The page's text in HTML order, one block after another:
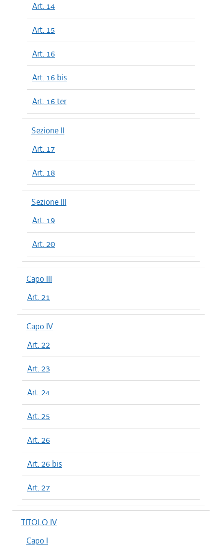
Art. 14
Art. 15
Art. 16
Art. 16 bis
Art. 16 ter
Sezione II
Art. 17
Art. 18
Sezione III
Art. 19
Art. 20
Capo III
Art. 21
Capo IV
Art. 22
Art. 23
Art. 24
Art. 25
Art. 26
Art. 26 bis
Art. 27
TITOLO IV
Capo I